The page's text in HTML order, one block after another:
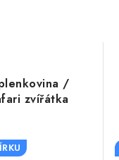
/
zvířátka